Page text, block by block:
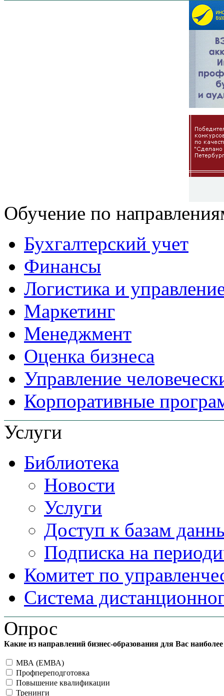
Обучение по
Бухгалтерский учет
Финансы
Логистика и
Маркетинг
Менеджмент
Оценка бизнеса
Управление
Корпоративные
Услуги
Библиотека
Новости
Услуги
Доступ к базам
Подписка на
Комитет по
Система
Опрос
Какие из направлений бизнес-образования для Вас
МВА (ЕМВА)
Профпереподготовка
Повышение квалификации
Тренинги